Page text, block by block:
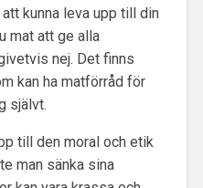
kunna leva upp till din
mat att ge alla
nej. Det finns
kan ha matförråd för
självt.
till den moral och etik
man sänka sina